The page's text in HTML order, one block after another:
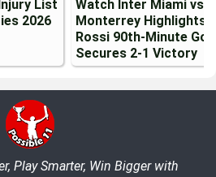
List
2026
Watch Inter Miami vs
Monterrey Highlights:
Rossi 90th-Minute
Secures 2-1 Victory
Play Smarter, Win Bigger with